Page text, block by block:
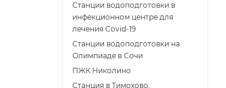
Станции водоподготовки в
инфекционном центре для
лечения Covid-19
Станции водоподготовки на
Олимпиаде в Сочи
ПЖК Николино
Станция в Тимохово,